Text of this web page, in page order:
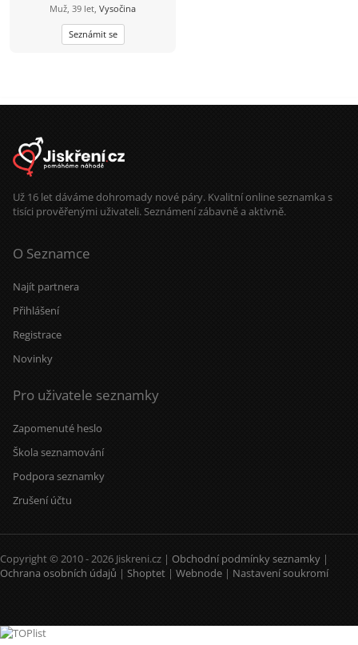
Muž, 39 let, Vysočina
Seznámit se
Už 16 let dáváme dohromady nové páry. Kvalitní online seznamka s
tisíci prověřenými uživateli. Seznámení zábavně a aktivně.
O Seznamce
Najít partnera
Přihlášení
Registrace
Novinky
Pro uživatele seznamky
Zapomenuté heslo
Škola seznamování
Podpora seznamky
Zrušení účtu
Copyright © 2010 - 2026 Jiskreni.cz | Obchodní podmínky seznamky |
Ochrana osobních údajů | Shoptet | Webnode | Nastavení soukromí